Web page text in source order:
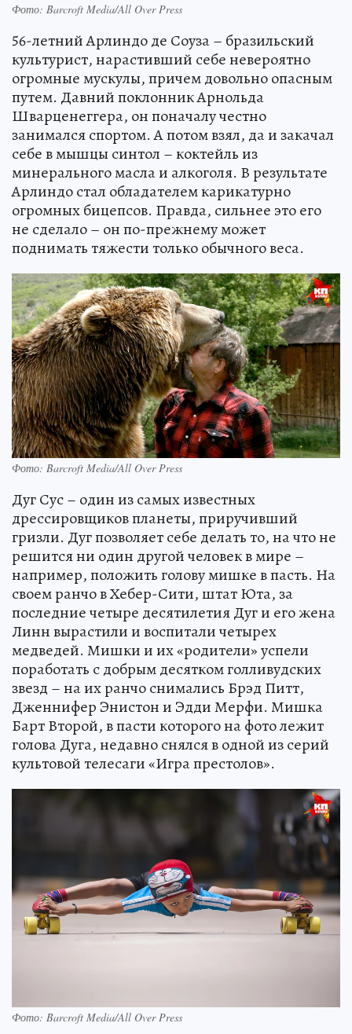
Фото: Barcroft Media/All Over Press
56-летний Арлиндо де Соуза – бразильский
культурист, нарастивший себе невероятно
огромные мускулы, причем довольно опасным
путем. Давний поклонник Арнольда
Шварценеггера, он поначалу честно
занимался спортом. А потом взял, да и закачал
себе в мышцы синтол – коктейль из
минерального масла и алкоголя. В результате
Арлиндо стал обладателем карикатурно
огромных бицепсов. Правда, сильнее это его
не сделало – он по-прежнему может
поднимать тяжести только обычного веса.
Фото: Barcroft Media/All Over Press
Дуг Сус – один из самых известных
дрессировщиков планеты, приручивший
гризли. Дуг позволяет себе делать то, на что не
решится ни один другой человек в мире –
например, положить голову мишке в пасть. На
своем ранчо в Хебер-Сити, штат Юта, за
последние четыре десятилетия Дуг и его жена
Линн вырастили и воспитали четырех
медведей. Мишки и их «родители» успели
поработать с добрым десятком голливудских
звезд – на их ранчо снимались Брэд Питт,
Дженнифер Энистон и Эдди Мерфи. Мишка
Барт Второй, в пасти которого на фото лежит
голова Дуга, недавно снялся в одной из серий
культовой телесаги «Игра престолов».
Фото: Barcroft Media/All Over Press